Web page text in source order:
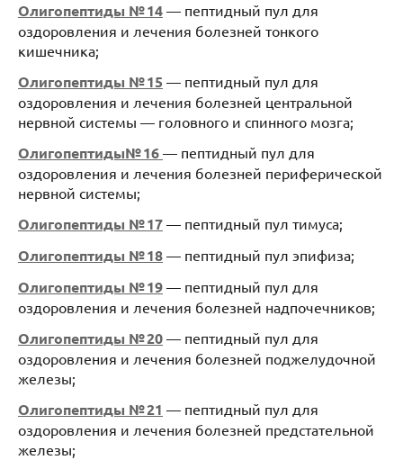
Олигопептиды № 14 — пептидный пул для
оздоровления и лечения болезней тонкого
кишечника;
Олигопептиды № 15 — пептидный пул для
оздоровления и лечения болезней центральной
нервной системы — головного и спинного мозга;
Олигопептиды№ 16 — пептидный пул для
оздоровления и лечения болезней периферической
нервной системы;
Олигопептиды № 17 — пептидный пул тимуса;
Олигопептиды № 18 — пептидный пул эпифиза;
Олигопептиды № 19 — пептидный пул для
оздоровления и лечения болезней надпочечников;
Олигопептиды № 20 — пептидный пул для
оздоровления и лечения болезней поджелудочной
железы;
Олигопептиды № 21 — пептидный пул для
оздоровления и лечения болезней предстательной
железы;